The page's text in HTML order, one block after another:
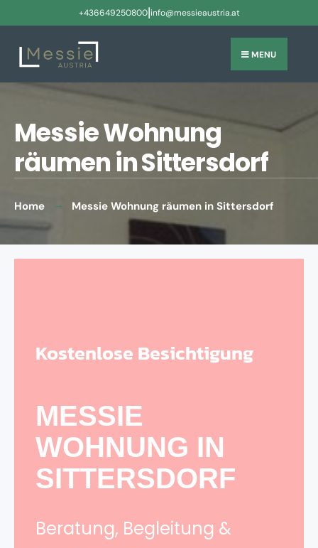
+436649250800|info@messieaustria.at
MENU
Messie Wohnung
räumen in Sittersdorf
Home Messie Wohnung räumen in Sittersdorf
Kostenlose Besichtigung
MESSIE
WOHNUNG IN
SITTERSDORF
Beratung, Begleitung &